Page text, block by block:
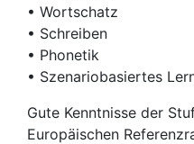
• Wortschatz
• Schreiben
• Phonetik
• Szenariobasiertes
Gute Kenntnisse der
Europäischen